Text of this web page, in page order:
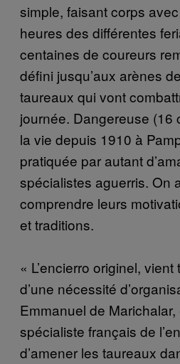
simple, faisant corps
heures des différentes
centaines de coureurs
défini jusqu’aux arènes
taureaux qui vont
journée. Dangereuse (16
la vie depuis 1910 à
pratiquée par autant
spécialistes aguerris. On
comprendre leurs
et traditions.
« L’encierro originel,
d’une nécessité
Emmanuel de
spécialiste français de
d’amener les taureaux